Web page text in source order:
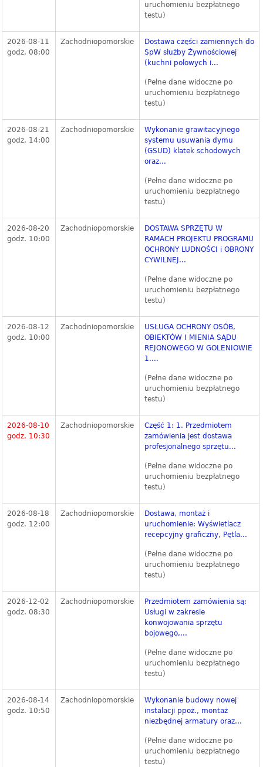
uruchomieniu bezpłatnego
testu)
2026-08-11
godz. 08:00
Zachodniopomorskie
Dostawa części zamiennych do
SpW służby Żywnościowej
(kuchni polowych i...
(Pełne dane widoczne po
uruchomieniu bezpłatnego
testu)
2026-08-21
godz. 14:00
Zachodniopomorskie
Wykonanie grawitacyjnego
systemu usuwania dymu
(GSUD) klatek schodowych
oraz...
(Pełne dane widoczne po
uruchomieniu bezpłatnego
testu)
2026-08-20
godz. 10:00
Zachodniopomorskie
DOSTAWA SPRZĘTU W
RAMACH PROJEKTU PROGRAMU
OCHRONY LUDNOŚCI i OBRONY
CYWILNEJ...
(Pełne dane widoczne po
uruchomieniu bezpłatnego
testu)
2026-08-12
godz. 10:00
Zachodniopomorskie
USŁUGA OCHRONY OSÓB,
OBIEKTÓW I MIENIA SĄDU
REJONOWEGO W GOLENIOWIE
1....
(Pełne dane widoczne po
uruchomieniu bezpłatnego
testu)
2026-08-10
godz. 10:30
Zachodniopomorskie
Część 1: 1. Przedmiotem
zamówienia jest dostawa
profesjonalnego sprzętu...
(Pełne dane widoczne po
uruchomieniu bezpłatnego
testu)
2026-08-18
godz. 12:00
Zachodniopomorskie
Dostawa, montaż i
uruchomienie: Wyświetlacz
recepcyjny graficzny, Pętla...
(Pełne dane widoczne po
uruchomieniu bezpłatnego
testu)
2026-12-02
godz. 08:30
Zachodniopomorskie
Przedmiotem zamówienia są:
Usługi w zakresie
konwojowania sprzętu
bojowego,...
(Pełne dane widoczne po
uruchomieniu bezpłatnego
testu)
2026-08-14
godz. 10:50
Zachodniopomorskie
Wykonanie budowy nowej
instalacji ppoż., montaż
niezbędnej armatury oraz...
(Pełne dane widoczne po
uruchomieniu bezpłatnego
testu)